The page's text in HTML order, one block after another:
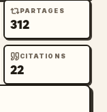
PARTAGES
312
CITATIONS
22